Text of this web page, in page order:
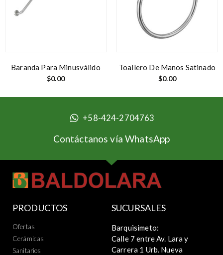
Baranda Para Minusválido
$0.00
Toallero De Manos Satinado
$0.00
+58-424-2704763
Contáctanos vía WhatsApp
PRODUCTOS
Ofertas
Cerámicas
Sanitarios
SUCURSALES
Barquisimeto:
Calle 7 entre Av. Lara y
Carrera 1 Urb. Nueva